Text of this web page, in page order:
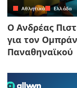
Αθλητικά Ελλάδα
Ο Ανδρέας
για τον
Παναθηναϊκού